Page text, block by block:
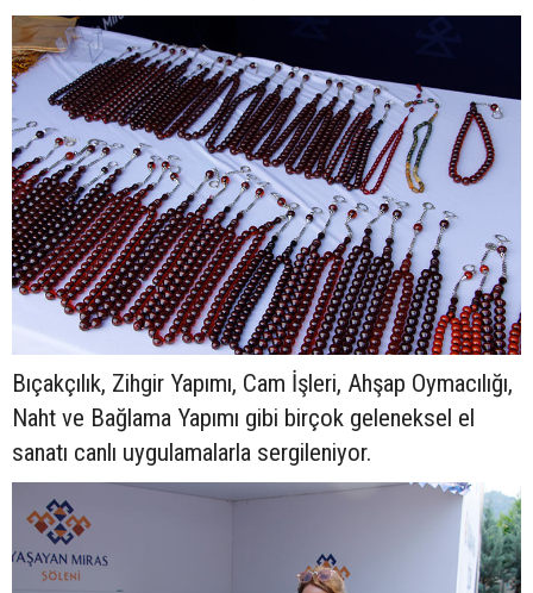
Bıçakçılık, Zihgir Yapımı, Cam İşleri, Ahşap Oymacılığı,
Naht ve Bağlama Yapımı gibi birçok geleneksel el
sanatı canlı uygulamalarla sergileniyor.